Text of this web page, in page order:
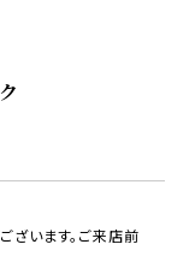
ざいます。ご来店前